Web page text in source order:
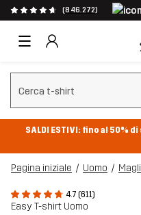
(846.272)
Cancella ricerca
SALDI ESTIVI: fino al 50%
Pagina iniziale Uomo
4.7 (611)
Easy T-shirt Uomo